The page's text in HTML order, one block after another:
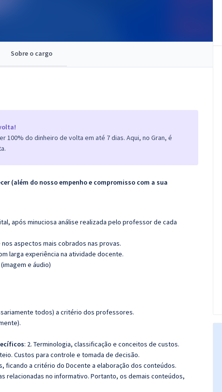
Sobre o cargo
do dinheiro de volta em até 7 dias. Aqui, no Gran, é
(além do nosso empenho e compromisso com a sua
após minuciosa análise realizada pelo professor de cada
aspectos mais cobrados nas provas.
larga experiência na atividade docente.
e áudio)
todos) a critério dos professores.
: 2. Terminologia, classificação e conceitos de custos.
Custos para controle e tomada de decisão.
ficando a critério do Docente a elaboração dos conteúdos.
relacionadas no informativo. Portanto, os demais conteúdos,